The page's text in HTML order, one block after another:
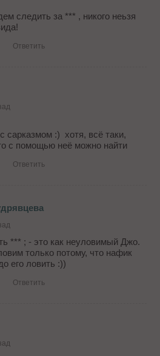
следить за *** , никого неьзя
Ответить
сарказмом :) хотя, всё таки,
с помощью неё можно найти
Ответить
*** ; - это как неуловимый Джо.
только потому, что нафик
его ловить :))
Ответить